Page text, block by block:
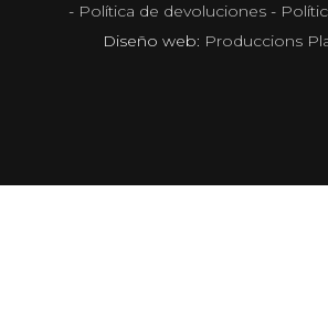
- Política de devoluciones -
Diseño web: Produccions